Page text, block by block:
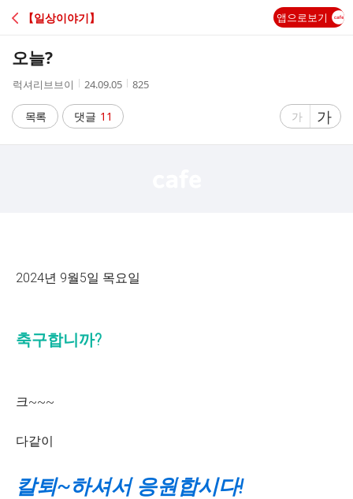
C
【일상이야기】 앱으로보기
오늘?
작
자
럭셔리브브이
작
시
간
24.09.05
조
825
목록 댓글 11
글
가
글
자
가
2024년 9월5일 목요일
축구합니까?
크~~~
다같이
칼퇴~하셔서 응원합시다!